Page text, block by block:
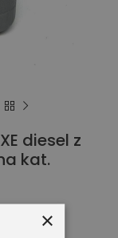
diesel z
kat.
×